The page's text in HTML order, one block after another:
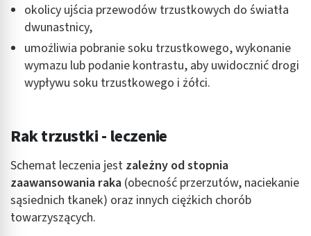
okolicy ujścia przewodów trzustkowych do światła
dwunastnicy,
umożliwia pobranie soku trzustkowego, wykonanie
wymazu lub podanie kontrastu, aby uwidocznić drogi
wypływu soku trzustkowego i żółci.
Rak trzustki - leczenie
Schemat leczenia jest zależny od stopnia
zaawansowania raka (obecność przerzutów, naciekanie
sąsiednich tkanek) oraz innych ciężkich chorób
towarzyszących.